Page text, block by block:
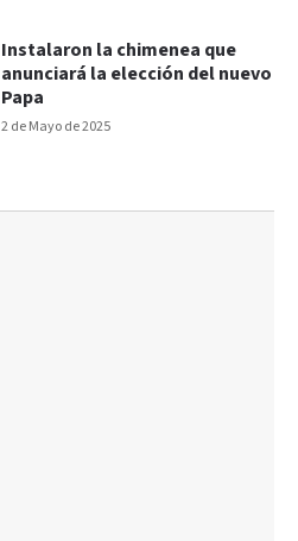
2 de Mayo de 2025
Instalaron la chimenea que
anunciará la elección del nuevo
Papa